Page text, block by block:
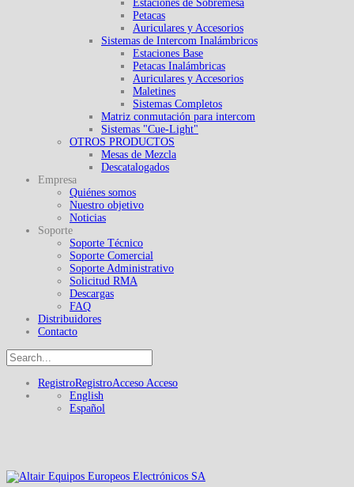
Estaciones de Sobremesa
Petacas
Auriculares y Accesorios
Sistemas de Intercom Inalámbricos
Estaciones Base
Petacas Inalámbricas
Auriculares y Accesorios
Maletines
Sistemas Completos
Matriz conmutación para intercom
Sistemas "Cue-Light"
OTROS PRODUCTOS
Mesas de Mezcla
Descatalogados
Empresa
Quiénes somos
Nuestro objetivo
Noticias
Soporte
Soporte Técnico
Soporte Comercial
Soporte Administrativo
Solicitud RMA
Descargas
FAQ
Distribuidores
Contacto
RegistroRegistroAcceso Acceso
English
Español